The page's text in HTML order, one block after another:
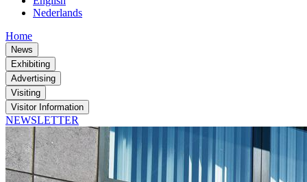
Nederlands
Home
News
Exhibiting
Advertising
Visiting
Visitor Information
NEWSLETTER